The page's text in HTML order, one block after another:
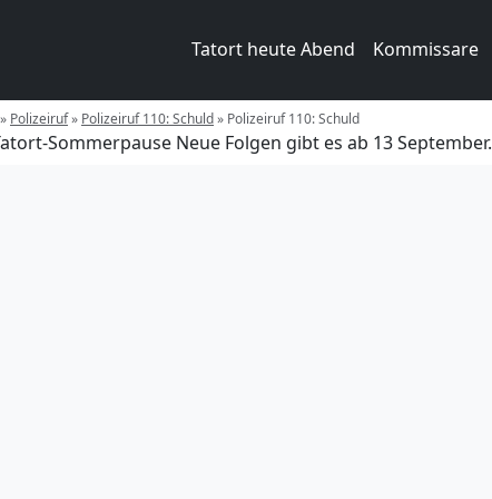
Tatort heute Abend Kommissare
» Polizeiruf» Polizeiruf 110: Schuld» Polizeiruf 110: Schuld
Sommerpause Neue Folgen gibt es ab 13 September.